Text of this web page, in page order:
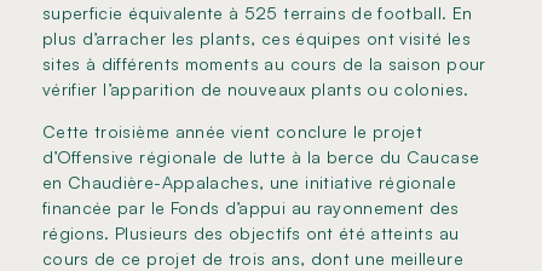
superficie équivalente à 525 terrains de football. En
plus d’arracher les plants, ces équipes ont visité les
sites à différents moments au cours de la saison pour
vérifier l’apparition de nouveaux plants ou colonies.
Cette troisième année vient conclure le projet
d’Offensive régionale de lutte à la berce du Caucase
en Chaudière-Appalaches, une initiative régionale
financée par le Fonds d’appui au rayonnement des
régions. Plusieurs des objectifs ont été atteints au
cours de ce projet de trois ans, dont une meilleure